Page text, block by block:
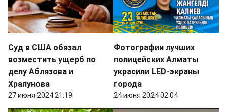
Суд в США обязал
возместить ущерб по
делу Аблязова и
Храпунова
27 июня 2024 21:19
Фотографии лучших
полицейских Алматы
украсили LED-экраны
города
24 июня 2024 02:04